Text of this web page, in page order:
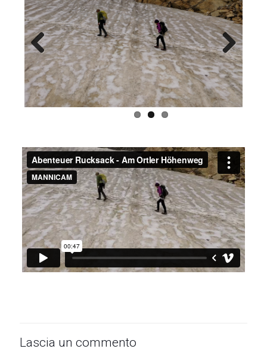
Previous Next
Lascia un commento